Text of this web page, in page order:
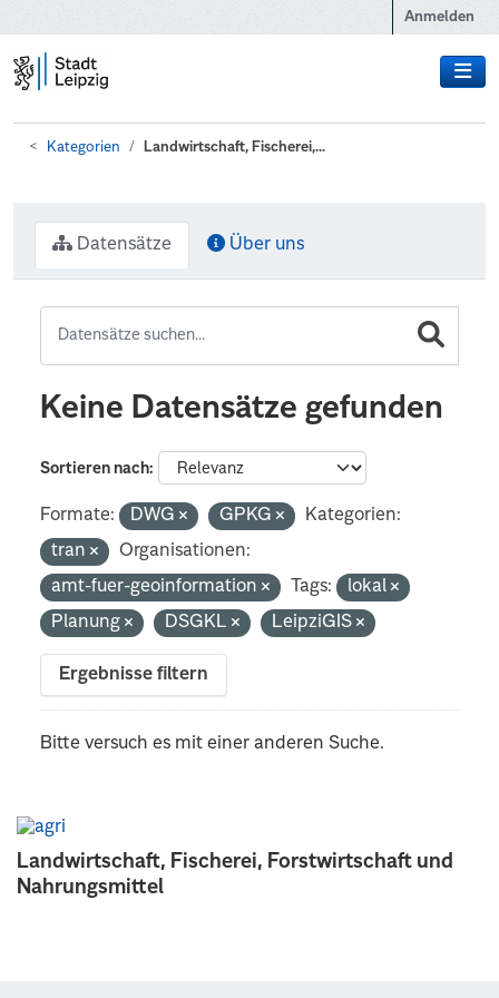
Anmelden
Kategorien Landwirtschaft, Fischerei,...
Landwirtschaft, Fischerei, Forstwirtschaft und
Nahrungsmittel
Datensätze Über uns
Keine Datensätze gefunden
Sortieren nach
Formate: DWG GPKG
Kategorien:
tran
Organisationen:
amt-fuer-geoinformation
Tags:
lokal
Planung
DSGKL LeipziGIS
Ergebnisse filtern
Bitte versuch es mit einer anderen Suche.